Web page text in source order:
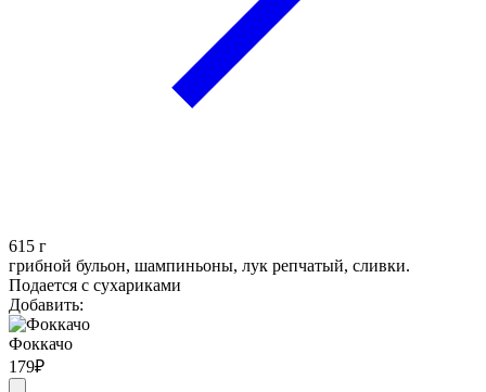
615 г
грибной бульон, шампиньоны, лук репчатый, сливки.
Подается с сухариками
Добавить:
Фоккачо
179₽